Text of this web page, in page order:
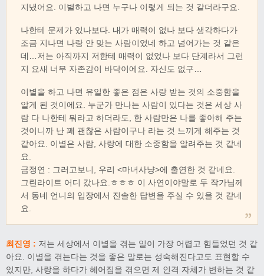
지냈어요. 이별하고 나면 누구나 이렇게 되는 것 같더라구요.
나한테 문제가 있나보다. 내가 매력이 없나 보다 생각하다가
조금 지나면 나랑 안 맞는 사람이었네 하고 넘어가는 것 같은
데…저는 아직까지 저한테 매력이 없었나 보다 단계라서 그런
지 요새 너무 자존감이 바닥이에요. 자신도 없구…
이별을 하고 나면 유일한 좋은 점은 사랑 받는 것의 소중함을
알게 된 것이에요. 누군가 만나는 사람이 있다는 것은 세상 사
람 다 나한테 뭐라고 하더라도, 한 사람만은 나를 좋아해 주는
것이니까 난 꽤 괜찮은 사람이구나 라는 것 느끼게 해주는 것
같아요. 이별은 사람, 사랑에 대한 소중함을 알려주는 것 같네
요.
금정연 : 그러고보니, 우리 <마녀사냥>에 출연한 것 같네요.
그린라이트 어디 갔나요.ㅎㅎㅎ 이 사연이야말로 두 작가님께
서 동네 언니의 입장에서 진솔한 답변을 주실 수 있을 것 같네
요.
최진영 : 저는 세상에서 이별을 겪는 일이 가장 어렵고 힘들었던 것 같
아요. 이별을 겪는다는 것을 좋은 말로는 성숙해진다고도 표현할 수
있지만, 사랑을 하다가 헤어짐을 겪으면 제 인격 자체가 변하는 것 같